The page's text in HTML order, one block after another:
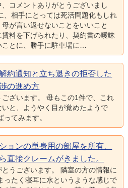
、コメントありがとうございまし
、相手にとっては死活問題化もしれ
母が言い返せないことをいいこと
賃料を下げられたり、契約書の曖昧
ことに、勝手に駐車場に…
約通知と立ち退きの拒否した
の進め方
ございます。 母もこの1件で、これ
いと、ようやく目が覚めたようで
ってみます。
ョンの単身用の部屋を所有、
直接クレームがきました。
とうございます。 隣室の方の情報に
ったく寝耳に水というような感じで